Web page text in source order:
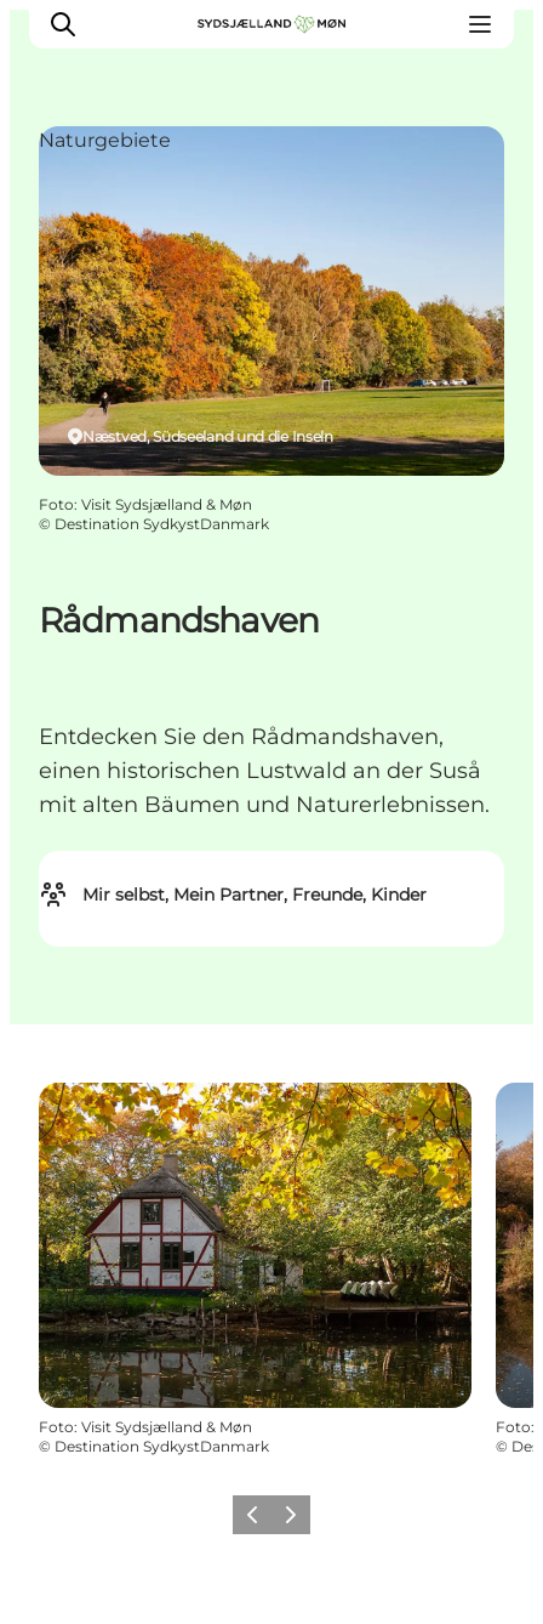
Erleben
Städte und Orte
Events
Essen
Unterkunft
Reise planen
Rådmandshaven
Entdecken Sie den Rådmandshaven,
einen historischen Lustwald an der Suså
mit alten Bäumen und Naturerlebnissen.
Mir selbst, Mein Partner, Freunde, Kinder
Næstved, Südseeland und die Inseln
Naturgebiete
Foto: Visit Sydsjælland & Møn
© Destination SydkystDanmark
Foto: Visit Sydsjælland & Møn
© Destination SydkystDanmark
Foto:
©
ZurückWeiter